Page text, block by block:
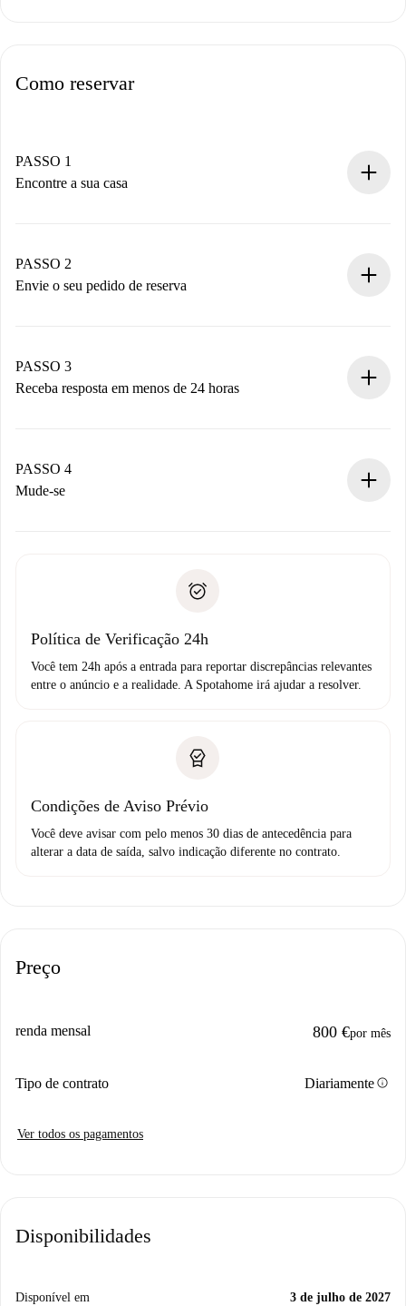
Como reservar
PASSO 1
Encontre a sua casa
Você tem todas as informações necessárias
antecipadamente.
PASSO 2
Envie o seu pedido de reserva
Não cobramos nada até que o proprietário confirme.
PASSO 3
Receba resposta em menos de 24 horas
proprietário.
Se recusada: não cobraremos nada e ofereceremos
Débito direto bancário
PASSO 4
Mude-se
não comunicar nenhum problema.
Política de Verificação 24h
Você tem 24h após a entrada para reportar discrepâncias relevantes
entre o anúncio e a realidade. A Spotahome irá ajudar a resolver.
Condições de Aviso Prévio
Você deve avisar com pelo menos 30 dias de antecedência para
alterar a data de saída, salvo indicação diferente no contrato.
Preço
renda mensal 800 €por mês
Tipo de contrato Diariamenteinfo
Ver todos os pagamentos
Disponibilidades
Disponível em 3 de julho de 2027